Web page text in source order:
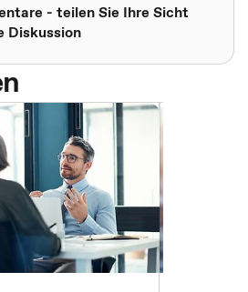
- teilen Sie Ihre Sicht
Diskussion